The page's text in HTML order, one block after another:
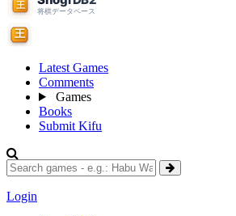
Latest Games
Comments
Games
Books
Submit Kifu
Login